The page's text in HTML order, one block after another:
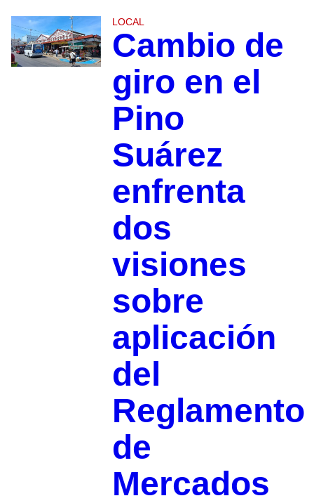
LOCAL
Cambio de
giro en el
Pino
Suárez
enfrenta
dos
visiones
sobre
aplicación
del
Reglamento
de
Mercados